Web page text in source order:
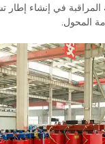
المراقبة في إنشاء
المحول.